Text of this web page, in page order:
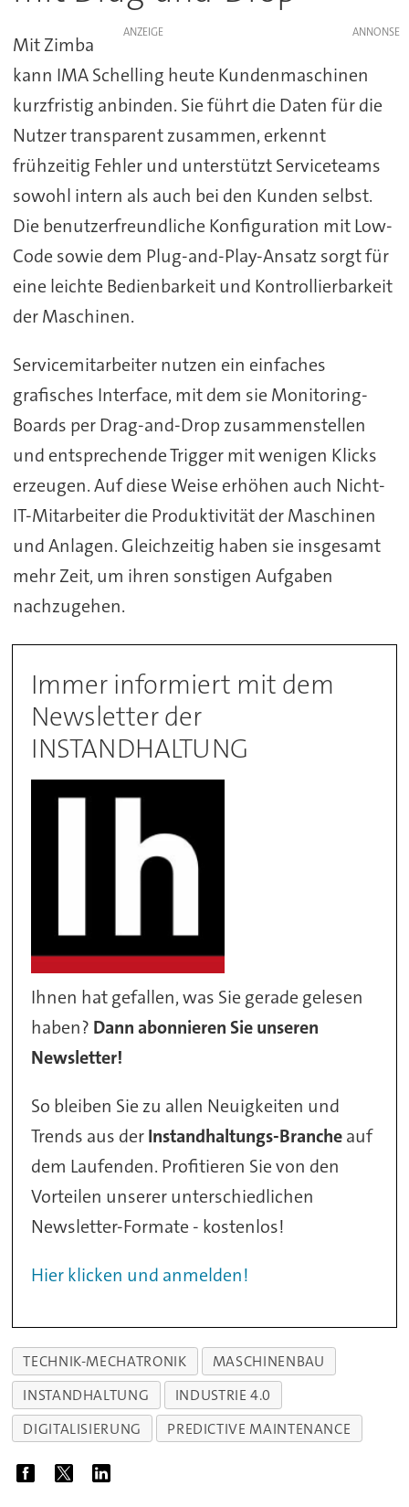
ANZEIGE
Mit Zimba
kann IMA Schelling heute Kundenmaschinen
kurzfristig anbinden. Sie führt die Daten für die
Nutzer transparent zusammen, erkennt
frühzeitig Fehler und unterstützt Serviceteams
sowohl intern als auch bei den Kunden selbst.
Die benutzerfreundliche Konfiguration mit Low-
Code sowie dem Plug-and-Play-Ansatz sorgt für
eine leichte Bedienbarkeit und Kontrollierbarkeit
der Maschinen.
Servicemitarbeiter nutzen ein einfaches
grafisches Interface, mit dem sie Monitoring-
Boards per Drag-and-Drop zusammenstellen
und entsprechende Trigger mit wenigen Klicks
erzeugen. Auf diese Weise erhöhen auch Nicht-
IT-Mitarbeiter die Produktivität der Maschinen
und Anlagen. Gleichzeitig haben sie insgesamt
mehr Zeit, um ihren sonstigen Aufgaben
nachzugehen.
Immer informiert mit dem
Newsletter der
INSTANDHALTUNG
Ihnen hat gefallen, was Sie gerade gelesen
haben? Dann abonnieren Sie unseren
Newsletter!
So bleiben Sie zu allen Neuigkeiten und
Trends aus derInstandhaltungs-Brancheauf
dem Laufenden. Profitieren Sie von den
Vorteilen unserer unterschiedlichen
Newsletter-Formate - kostenlos!
Hier klicken und anmelden!
TECHNIK-MECHATRONIK
MASCHINENBAU
INSTANDHALTUNG
INDUSTRIE 4.0
DIGITALISIERUNG
PREDICTIVE MAINTENANCE